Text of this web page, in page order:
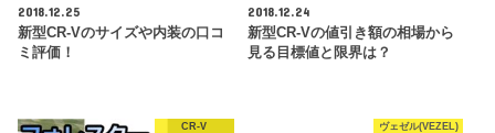
2018.12.25
新型CR-Vのサイズや内装の口コ
ミ評価！
2018.12.24
新型CR-Vの値引き額の相場から
見る目標値と限界は？
CR-V ヴェゼル(VEZEL)